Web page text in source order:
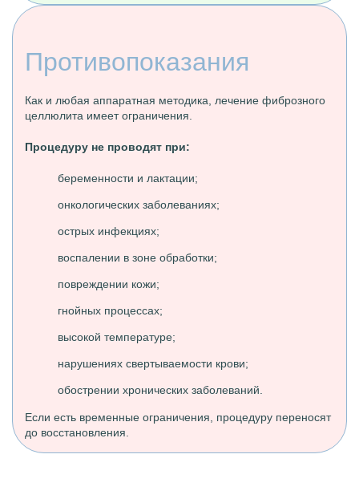
Противопоказания
Как и любая аппаратная методика, лечение фиброзного
целлюлита имеет ограничения.
Процедуру не проводят при:
беременности и лактации;
онкологических заболеваниях;
острых инфекциях;
воспалении в зоне обработки;
повреждении кожи;
гнойных процессах;
высокой температуре;
нарушениях свертываемости крови;
обострении хронических заболеваний.
Если есть временные ограничения, процедуру переносят
до восстановления.